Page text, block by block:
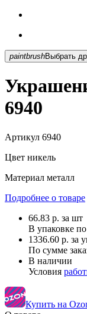
paintbrush
6940
Артикул 6940
Цвет никель
Материал металл
Подробнее о товаре
66.83 р. за шт
В упаковке по
1336.60 р. за
По сумме
В наличии
Условия
Купить на